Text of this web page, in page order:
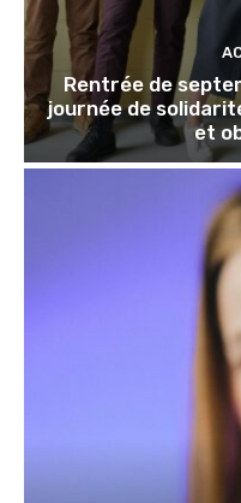
Rentrée de
journée de
et